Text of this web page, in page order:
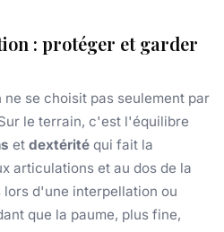
: protéger et garder
se choisit pas seulement par
le terrain, c'est l'équilibre
et dextérité qui fait la
articulations et au dos de la
d'une interpellation ou
que la paume, plus fine,